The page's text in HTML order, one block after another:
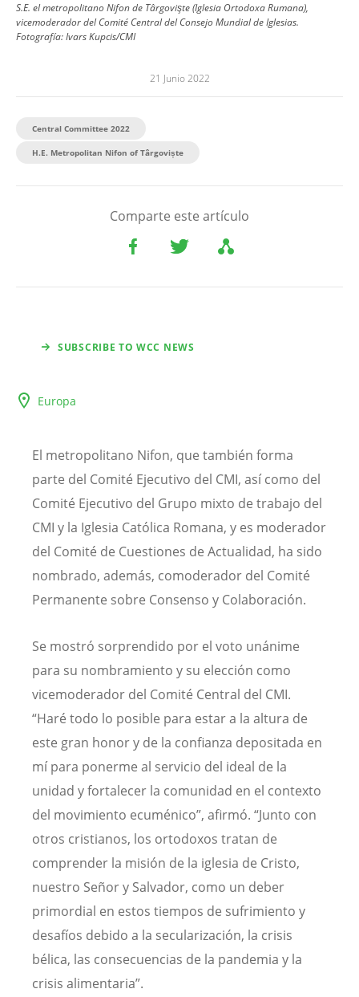
S.E. el metropolitano Nifon de Târgovişte (Iglesia Ortodoxa Rumana),
vicemoderador del Comité Central del Consejo Mundial de Iglesias.
Fotografía:Ivars Kupcis/CMI
21 Junio 2022
Central Committee 2022
H.E. Metropolitan Nifon of Târgoviște
Comparte este artículo
SUBSCRIBE TO WCC NEWS
Europa
El metropolitano Nifon, que también forma
parte del Comité Ejecutivo del CMI, así como del
Comité Ejecutivo del Grupo mixto de trabajo del
CMI y la Iglesia Católica Romana, y es moderador
del Comité de Cuestiones de Actualidad, ha sido
nombrado, además, comoderador del Comité
Permanente sobre Consenso y Colaboración.
Se mostró sorprendido por el voto unánime
para su nombramiento y su elección como
vicemoderador del Comité Central del CMI.
“Haré todo lo posible para estar a la altura de
este gran honor y de la confianza depositada en
mí para ponerme al servicio del ideal de la
unidad y fortalecer la comunidad en el contexto
del movimiento ecuménico”, afirmó. “Junto con
otros cristianos, los ortodoxos tratan de
comprender la misión de la iglesia de Cristo,
nuestro Señor y Salvador, como un deber
primordial en estos tiempos de sufrimiento y
desafíos debido a la secularización, la crisis
bélica, las consecuencias de la pandemia y la
crisis alimentaria”.